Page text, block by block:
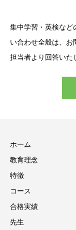
集中学習・英検など
い合わせ全般は、お
担当者より回答いた
ホーム
教育理念
特徴
コース
合格実績
先生